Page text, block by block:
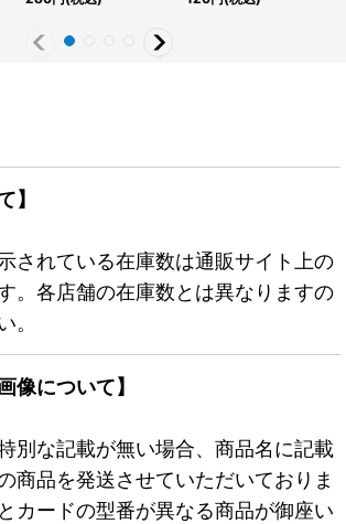
JP014}《エクシーズ》 《魔法》
】
されている在庫数は通販サイト上の
。各店舗の在庫数とは異なりますの
。
像について】
別な記載が無い場合、商品名に記載
商品を発送させていただいておりま
カードの型番が異なる商品が御座い